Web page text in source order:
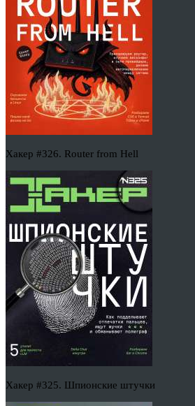
Хакер #326. Router from Hell
Хакер #325. Шпионские штучки